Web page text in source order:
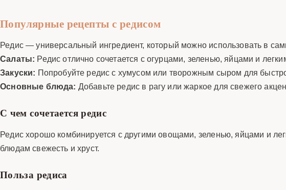
Популярные рецепты с редисом
Редис — универсальный ингредиент, который можно использовать в
Салаты: Редис отлично сочетается с огурцами, зеленью, яйцами и
Закуски: Попробуйте редис с хумусом или творожным сыром для
Основные блюда: Добавьте редис в рагу или жаркое для свежего
С чем сочетается редис
Редис хорошо комбинируется с другими овощами, зеленью, яйцами и
блюдам свежесть и хруст.
Польза редиса